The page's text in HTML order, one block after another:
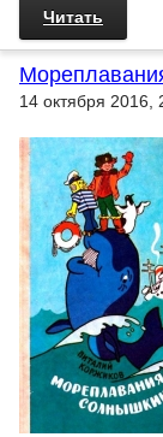
Читать
14 октября 2016,